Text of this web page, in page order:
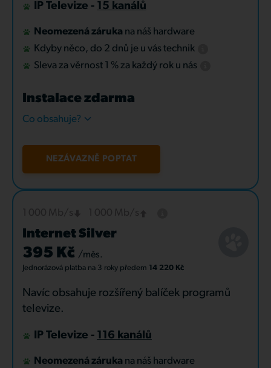
IP Televize - 15 kanálů
Neomezená záruka na náš hardware
Kdyby něco, do 2 dnů je u vás technik
Sleva za věrnost 1 % za každý rok u nás
Instalace zdarma
Co obsahuje?
NEZÁVAZNĚ POPTAT
Internet Silver
395 Kč /měs.
Jednorázová platba na 3 roky předem 14 220 Kč
Navíc obsahuje rozšířený balíček programů
televize.
IP Televize - 116 kanálů
Neomezená záruka na náš hardware